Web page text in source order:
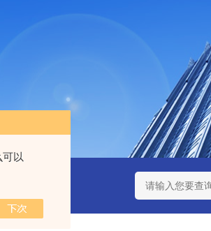
以
2万吨二氧化碳捕集液化装置 3万吨-